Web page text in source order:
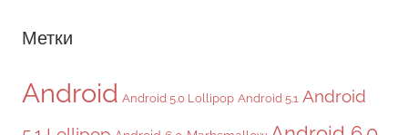
Метки
Android Android 5.0 Lollipop Android 5.1 Android